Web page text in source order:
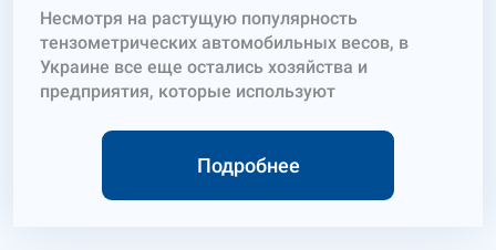
Несмотря на растущую популярность
тензометрических автомобильных весов, в
Украине все еще остались хозяйства и
предприятия, которые используют
механических весов по сравнению с
тензометрическими есть ряд недостатков,
связанных, в первую очередь, с давностью их
Подробнее